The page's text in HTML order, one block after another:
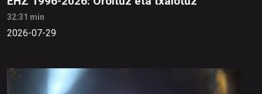
32:31 min
2026-07-29